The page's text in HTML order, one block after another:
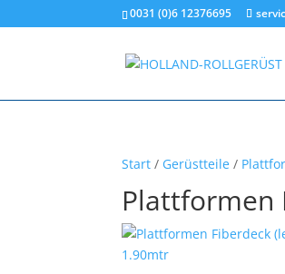
0031 (0)6 12376695
Start / Gerüstteile /
Plattformen